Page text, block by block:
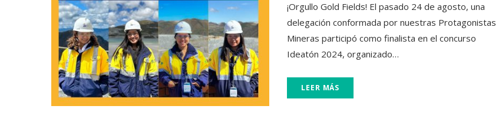
¡Orgullo Gold Fields! El pasado 24 de agosto, una
delegación conformada por nuestras Protagonistas
Mineras participó como finalista en el concurso
Ideatón 2024, organizado…
LEER MÁS